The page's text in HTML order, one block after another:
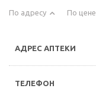
По адресу По цене